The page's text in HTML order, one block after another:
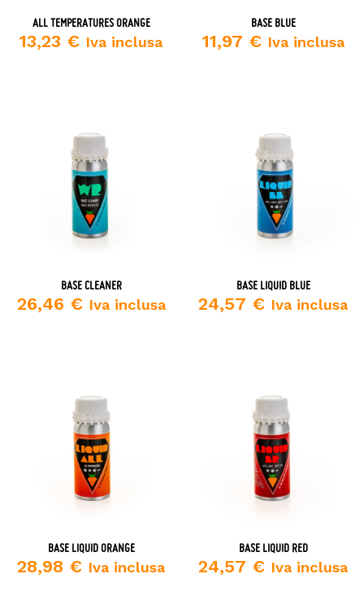
ALL TEMPERATURES ORANGE
13,23 € Iva inclusa
BASE BLUE
11,97 € Iva inclusa
BASE CLEANER
26,46 € Iva inclusa
BASE LIQUID BLUE
24,57 € Iva inclusa
BASE LIQUID ORANGE
28,98 € Iva inclusa
BASE LIQUID RED
24,57 € Iva inclusa